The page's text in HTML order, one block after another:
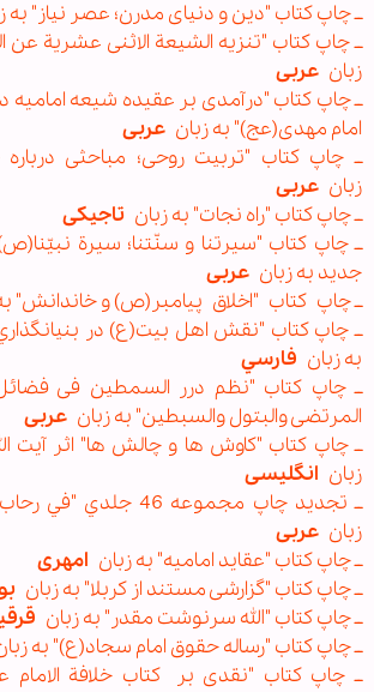
ــ چاپ کتاب "دين و دنيای مدرن؛ عصر نياز" به
ــ چاپ کتاب "تنزیه الشيعة الاثنی عشرية عن
زبان عربی
ــ چاپ کتاب "درآمدی بر عقیده شیعه امامیه
امام مهدی(عج)" به زبان عربی
ــ چاپ کتاب "تربيت روحی؛ مباحثی
زبان عربی
ــ چاپ کتاب "راه نجات" به زبان تاجيکی
ــ چاپ کتاب "سیرتنا و سنّتنا؛ سیرة
جدید به زبان عربی
ــ چاپ کتاب "اخلاق پیامبر(ص) و خاندانش"
ــ چاپ كتاب "نقش اهل بیت(ع) در
به زبان فارسي
ــ چاپ کتاب "نظم درر السمطين فی
المرتضی والبتول والسبطين" به زبان عربی
ــ چاپ کتاب "کاوش ها و چالش ها" اثر آیت
زبان انگلیسی
ــ تجدید چاپ مجموعه 46
زبان عربی
ــ چاپ کتاب "عقاید امامیه" به زبان امهری
ــ چاپ کتاب "گزارشی مستند از کربلا" به زبان
ــ چاپ کتاب "الله سرنوشت مقدر" به زبان
ــ چاپ کتاب "رساله حقوق امام سجاد(ع)" به
ــ چاپ کتاب "نقدی بر کتاب خلافة الامام